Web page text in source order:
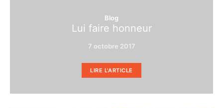
Blog
Lui faire honneur
7 octobre 2017
LIRE L'ARTICLE